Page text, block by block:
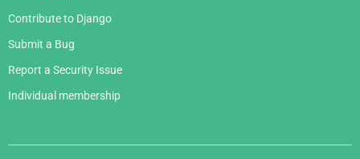
Contribute to Django
Submit a Bug
Report a Security Issue
Individual membership